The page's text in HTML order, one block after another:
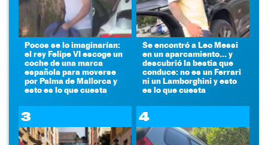
Pocos se lo imaginarían:
el rey Felipe VI escoge un
coche de una marca
española para moverse
por Palma de Mallorca y
esto es lo que cuesta
Se encontró a Leo Messi
en un aparcamiento... y
descubrió la bestia que
conduce: no es un Ferrari
ni un Lamborghini y esto
es lo que cuesta
3 4